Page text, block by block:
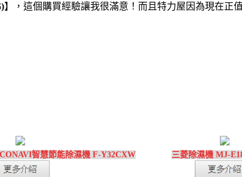
】，這個購買經驗讓我很滿意！而且特力屋因為現在正
智慧節能除濕機 F-Y32CXW 三菱除濕機 MJ-